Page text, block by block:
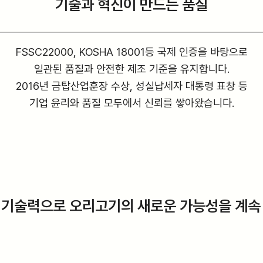
기술과 혁신이 만드는 품질
FSSC22000, KOSHA 18001등 국제 인증을 바탕으로
일관된 품질과 안전한 제조 기준을 유지합니다.
2016년 금탑산업훈장 수상, 성실납세자 대통령 표창 등
기업 윤리와 품질 모두에서 신뢰를 쌓아왔습니다.
술력으로 오리고기의 새로운 가능성을 계